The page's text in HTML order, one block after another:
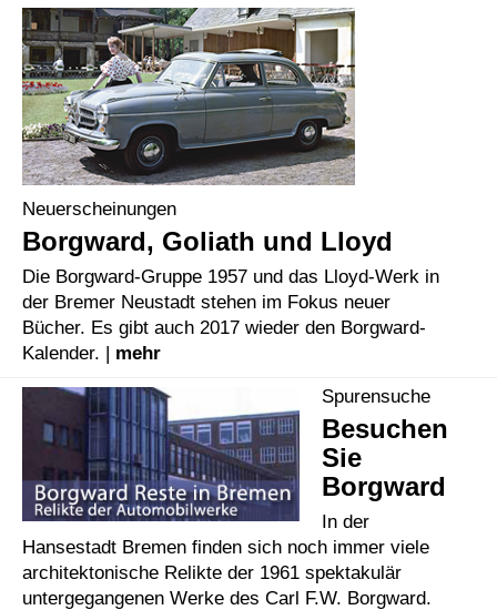
Neuerscheinungen
Borgward, Goliath und Lloyd
Die Borgward-Gruppe 1957 und das Lloyd-Werk in
der Bremer Neustadt stehen im Fokus neuer
Bücher. Es gibt auch 2017 wieder den Borgward-
Kalender. | mehr
Spurensuche
Besuchen
Sie
Borgward
In der
Hansestadt Bremen finden sich noch immer viele
architektonische Relikte der 1961 spektakulär
untergegangenen Werke des Carl F.W. Borgward.